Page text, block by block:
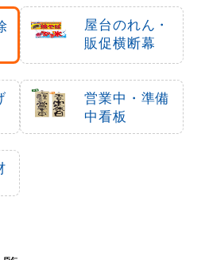
屋台のれん・
販促横断幕
営業中・準備
中看板